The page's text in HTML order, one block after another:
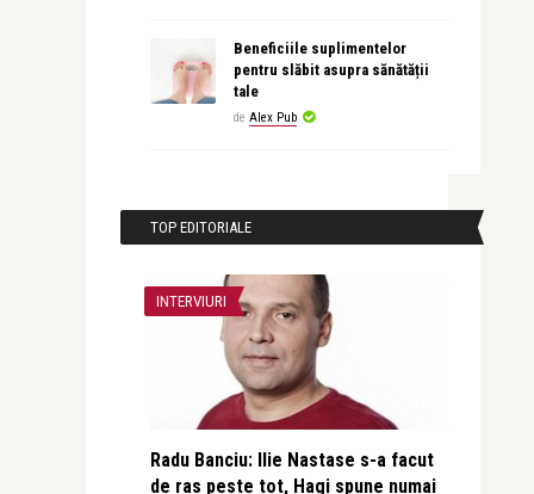
Beneficiile suplimentelor
pentru slăbit asupra sănătății
tale
de Alex Pub
TOP EDITORIALE
INTERVIURI
Radu Banciu: Ilie Nastase s-a facut
de ras peste tot, Hagi spune numai